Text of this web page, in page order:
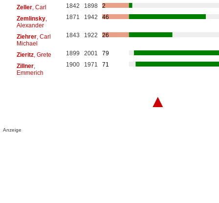
Zeller, Carl 1842 1898
2
Zemlinsky,
Alexander
1871 1942 46
Ziehrer, Carl
Michael
1843 1922 26
Zieritz, Grete 1899 2001
79
Zillner,
Emmerich
1900 1971 71
▲
Anzeige